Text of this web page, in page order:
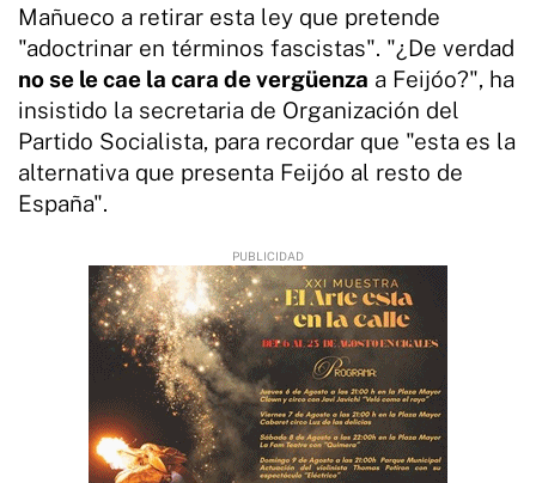
Mañueco a retirar esta ley que pretende
"adoctrinar en términos fascistas". "¿De verdad
no se le cae la cara de vergüenza a Feijóo?", ha
insistido la secretaria de Organización del
Partido Socialista, para recordar que "esta es la
alternativa que presenta Feijóo al resto de
España".